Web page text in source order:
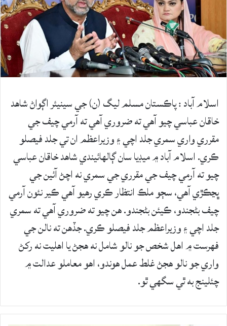
اسلام آباد : پاڪستان مسلم ليگ (ن) جي سينيئر اڳواڻ شاهد
خاقان عباسي چيو آهي ته ضروري آهي ته آرمي چيف جي
مقرري واري سمري جلد اچي ۽ وزيراعظم ان تي جلد فيصلو
ڪري. اسلام آباد ۾ ميڊيا سان ڳالهائيندي شاهد خاقان عباسي
چيو ته آرمي چيف جي مقرري جي سمري نه اچڻ آئين جي
ڀڃڪڙي آهي، سڄو ملڪ انتظار ڪري رهيو آهي ڪير نئون آرمي
چيف بڻجندو، ڪيئن بڻجندو. هن چيو ته ضروري آهي ته سمري
جلد اچي ۽ وزيراعظم جلد فيصلو ڪري. جڏهن ته نالن جي
فهرست ۾ اهل شخص جو نالو شامل نه هجڻ يا اهليت نه رکڻ
واري جو نالو هجڻ غلط عمل هوندو، اهو معاملو عدالت ۾
چئلينج به ٿي سگهي ٿو.